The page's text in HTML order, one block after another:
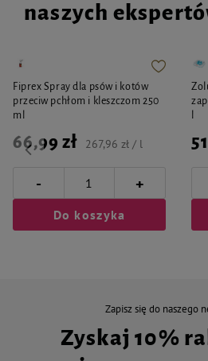
naszych
Fiprex Spray dla psów i kotów
przeciw pchłom i kleszczom 250
ml
66,99 zł 267,96 zł / l
- +
Do koszyka
Zapisz się do naszego
Zyskaj 10%